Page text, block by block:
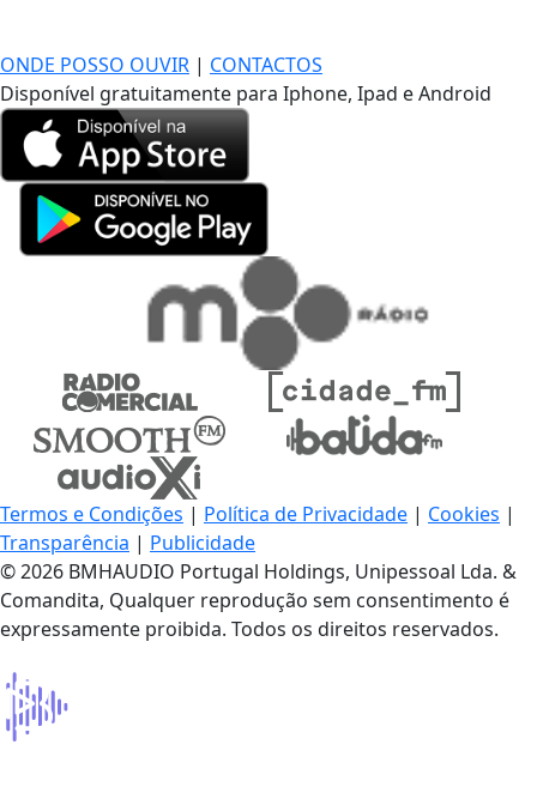
ONDE POSSO OUVIR | CONTACTOS
Disponível gratuitamente para Iphone, Ipad e Android
Termos e Condições | Política de Privacidade | Cookies |
Transparência | Publicidade
© 2026 BMHAUDIO Portugal Holdings, Unipessoal Lda. &
Comandita, Qualquer reprodução sem consentimento é
expressamente proibida. Todos os direitos reservados.